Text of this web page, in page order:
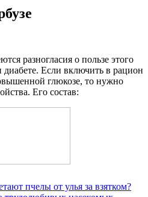
разногласия о пользе этого
диабете. Если включить в рацион
глюкозе, то нужно
Его состав:
пчелы от улья за взятком?